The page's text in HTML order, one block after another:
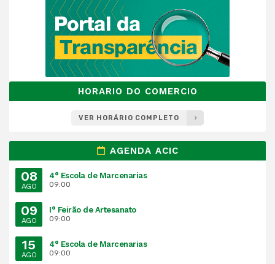
HORARIO DO COMERCIO
VER HORÁRIO COMPLETO
AGENDA ACIC
08
AGO
4° Escola de Marcenarias
09:00
09
AGO
I° Feirão de Artesanato
09:00
15
AGO
4° Escola de Marcenarias
09:00